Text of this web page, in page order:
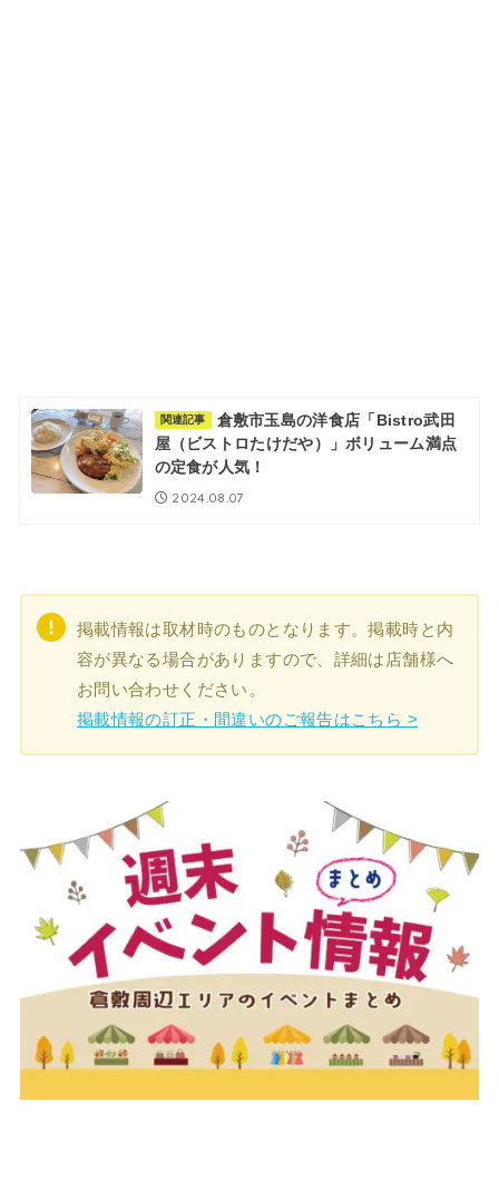
関連記事
倉敷市玉島の洋食店「Bistro武田
屋（ビストロたけだや）」ボリューム満点
の定食が人気！
2024.08.07
掲載情報は取材時のものとなります。掲載時と内
容が異なる場合がありますので、詳細は店舗様へ
お問い合わせください。
掲載情報の訂正・間違いのご報告はこちら >